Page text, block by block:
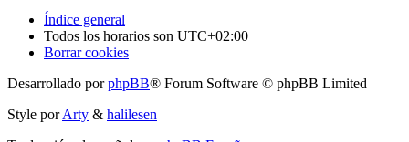
Índice general
Todos los horarios son UTC+02:00
Borrar cookies
Desarrollado porphpBB® Forum Software © phpBB Limited
Style porArty & halilesen